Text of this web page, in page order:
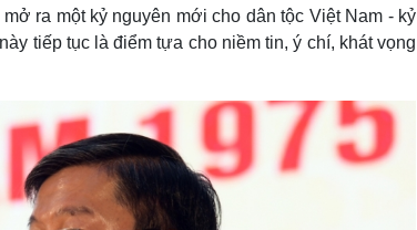
ra một kỷ nguyên mới cho dân tộc Việt Nam - kỷ
tiếp tục là điểm tựa cho niềm tin, ý chí, khát vọng